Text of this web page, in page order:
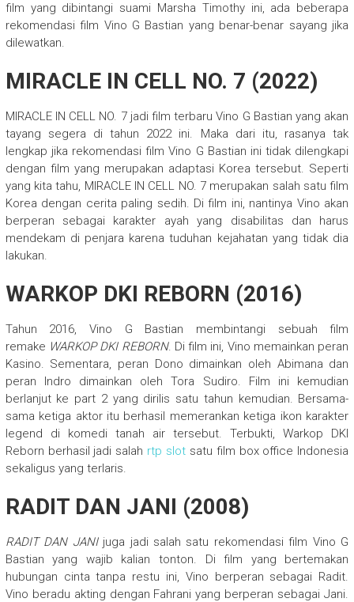
film yang dibintangi suami Marsha Timothy ini, ada beberapa
rekomendasi film Vino G Bastian yang benar-benar sayang jika
dilewatkan.
MIRACLE IN CELL NO. 7 (2022)
MIRACLE IN CELL NO. 7 jadi film terbaru Vino G Bastian yang akan
tayang segera di tahun 2022 ini. Maka dari itu, rasanya tak
lengkap jika rekomendasi film Vino G Bastian ini tidak dilengkapi
dengan film yang merupakan adaptasi Korea tersebut. Seperti
yang kita tahu, MIRACLE IN CELL NO. 7 merupakan salah satu film
Korea dengan cerita paling sedih. Di film ini, nantinya Vino akan
berperan sebagai karakter ayah yang disabilitas dan harus
mendekam di penjara karena tuduhan kejahatan yang tidak dia
lakukan.
WARKOP DKI REBORN (2016)
Tahun 2016, Vino G Bastian membintangi sebuah film
remake WARKOP DKI REBORN. Di film ini, Vino memainkan peran
Kasino. Sementara, peran Dono dimainkan oleh Abimana dan
peran Indro dimainkan oleh Tora Sudiro. Film ini kemudian
berlanjut ke part 2 yang dirilis satu tahun kemudian. Bersama-
sama ketiga aktor itu berhasil memerankan ketiga ikon karakter
legend di komedi tanah air tersebut. Terbukti, Warkop DKI
Reborn berhasil jadi salah rtp slot satu film box office Indonesia
sekaligus yang terlaris.
RADIT DAN JANI (2008)
RADIT DAN JANIjuga jadi salah satu rekomendasi film Vino G
Bastian yang wajib kalian tonton. Di film yang bertemakan
hubungan cinta tanpa restu ini, Vino berperan sebagai Radit.
Vino beradu akting dengan Fahrani yang berperan sebagai Jani.